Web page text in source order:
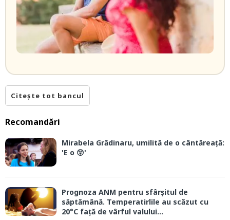
Citește tot bancul
Recomandări
Mirabela Grădinaru, umilită de o cântăreață:
'E o 😲'
Prognoza ANM pentru sfârșitul de
săptămână. Temperatirlile au scăzut cu
20°C față de vârful valului...